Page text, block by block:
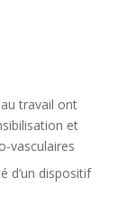
travail ont
et
vasculaires
d’un dispositif